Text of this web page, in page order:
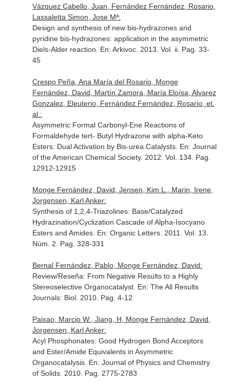
Vázquez Cabello, Juan, Fernández Fernández, Rosario,
Lassaletta Simon, Jose Mª:
Design and synthesis of new bis-hydrazones and
pyridine bis-hydrazones: application in the asymmetric
Diels-Alder reaction. En: Arkivoc. 2013. Vol. ii. Pag. 33-
45
Crespo Peña, Ana María del Rosario, Monge
Fernández, David, Martín Zamora, María Eloísa, Alvarez
Gonzalez, Eleuterio, Fernández Fernández, Rosario, et.
al.:
Asymmetric Formal Carbonyl-Ene Reactions of
Formaldehyde tert- Butyl Hydrazone with alpha-Keto
Esters: Dual Activation by Bis-urea Catalysts. En: Journal
of the American Chemical Society. 2012. Vol. 134. Pag.
12912-12915
Monge Fernández, David, Jensen, Kim L., Marin, Irene,
Jorgensen, Karl Anker:
Synthesis of 1,2,4-Triazolines: Base/Catalyzed
Hydrazination/Cyclization Cascade of Alpha-Isocyano
Esters and Amides. En: Organic Letters. 2011. Vol. 13.
Núm. 2. Pag. 328-331
Bernal Fernández, Pablo, Monge Fernández, David:
Review/Reseña: From Negative Results to a Highly
Stereoselective Organocatalyst. En: The All Results
Journals: Biol. 2010. Pag. 4-12
Paixao, Marcio W., Jiang, H, Monge Fernández, David,
Jorgensen, Karl Anker:
Acyl Phosphonates: Good Hydrogen Bond Acceptors
and Ester/Amide Equivalents in Asymmetric
Organocatalysis. En: Journal of Physics and Chemistry
of Solids. 2010. Pag. 2775-2783